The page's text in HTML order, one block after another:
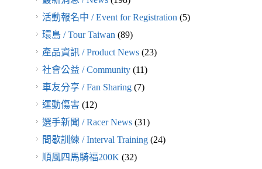
活動報名中 / Event for Registration(5)
環島 / Tour Taiwan(89)
產品資訊 / Product News(23)
社會公益 / Community(11)
車友分享 / Fan Sharing(7)
運動傷害(12)
選手新聞 / Racer News(31)
間歇訓練 / Interval Training(24)
順風四馬騎福200K(32)